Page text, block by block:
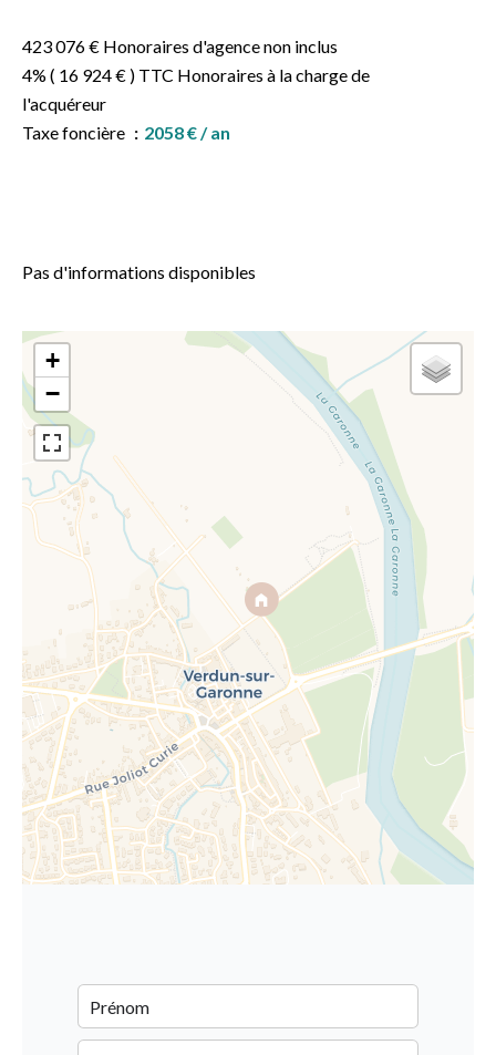
423 076 € Honoraires d'agence non inclus
4% ( 16 924 € ) TTC Honoraires à la charge de
l'acquéreur
Taxe foncière
2058 € / an
Pas d'informations disponibles
+
−